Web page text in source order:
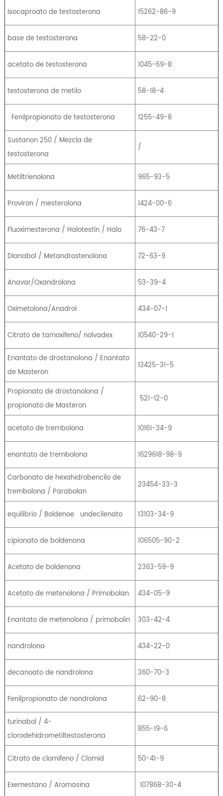
Isocaproato de testosterona 15262-86-9
base de testosterona 58-22-0
acetato de testosterona 1045-69-8
testosterona de metilo 58-18-4
Fenilpropionato de testosterona 1255-49-8
Sustanon 250 / Mezcla de
testosterona
/
Metiltrienolona 965-93-5
Proviron / mesterolona 1424-00-6
Fluoximesterona / Halotestin / Halo 76-43-7
Dianabol / Metandrostenolona 72-63-9
Anavar/Oxandrolona 53-39-4
Oximetolona/Anadrol 434-07-1
Citrato de tamoxifeno/ nolvadex 10540-29-1
Enantato de drostanolona / Enantato
de Masteron
13425-31-5
Propionato de drostanolona /
propionato de Masteron
521-12-0
acetato de trembolona 10161-34-9
enantato de trembolona 1629618-98-9
Carbonato de hexahidrobencilo de
trembolona / Parabolan
23454-33-3
equilibrio / Boldenoe undecilenato 13103-34-9
cipionato de boldenona 106505-90-2
Acetato de boldenona 2363-59-9
Acetato de metenolona / Primobolan 434-05-9
Enantato de metenolona / primobolin 303-42-4
nandrolona 434-22-0
decanoato de nandrolona 360-70-3
Fenilpropionato de nandrolona 62-90-8
turinabol / 4-
clorodehidrometiltestosterona
855-19-6
Citrato de clomifeno / Clomid 50-41-9
Exemestano / Aromasina 107868-30-4